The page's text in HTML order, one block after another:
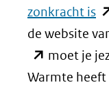
zonkracht is
in
de website
moet je
Warmte